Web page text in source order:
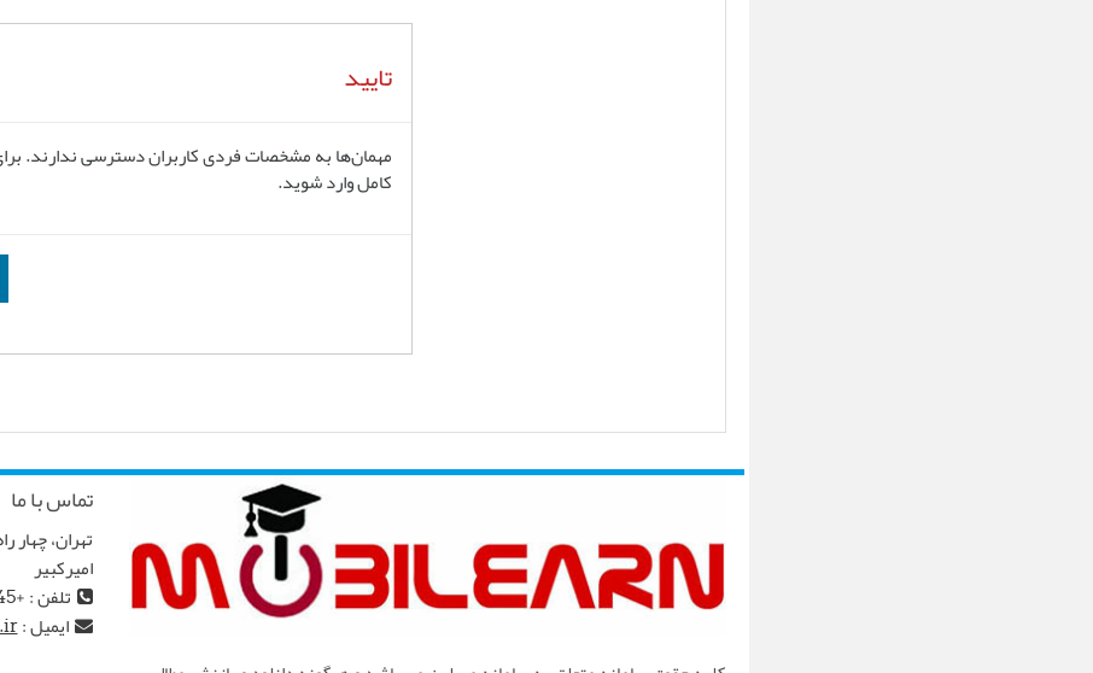
تایید
مهمان‌ها به مشخصات فردی کاربران دسترسی ندارند.
کامل وارد شوید.
تماس با ما
امیرکبیر
تلفن : +982166968145
ایمیل :